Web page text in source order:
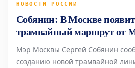
НОВОСТИ РОССИИ
Собянин: В Москве
трамвайный маршрут от
Мэр Москвы Сергей Собянин
созданию новой трамвайной